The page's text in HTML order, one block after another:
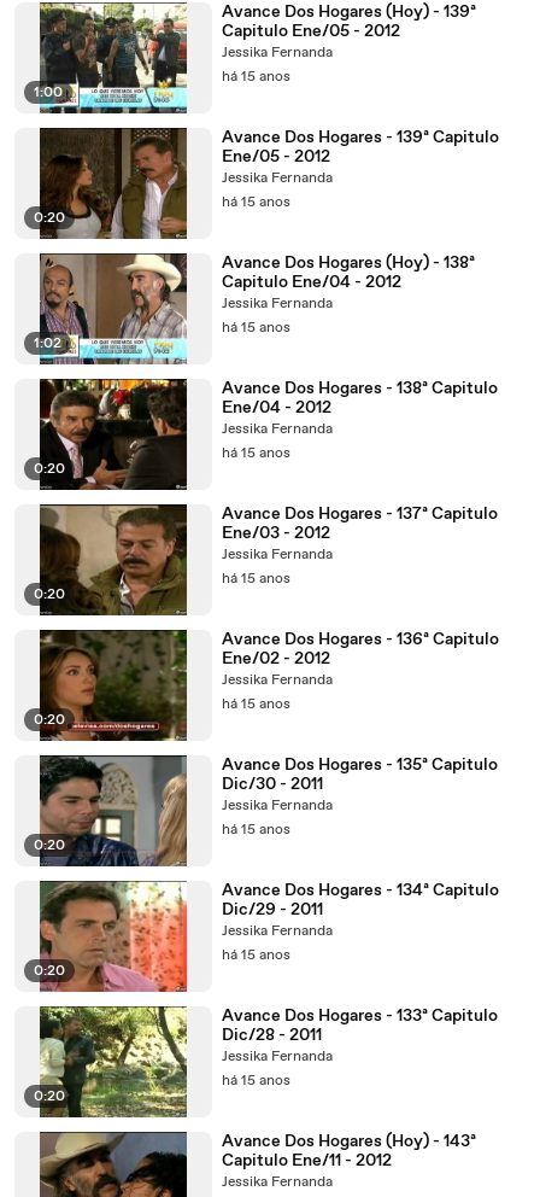
1:00
Avance Dos Hogares (Hoy) - 139ª
Capitulo Ene/05 - 2012
Jessika Fernanda
há 15 anos
0:20
Avance Dos Hogares - 139ª Capitulo
Ene/05 - 2012
Jessika Fernanda
há 15 anos
1:02
Avance Dos Hogares (Hoy) - 138ª
Capitulo Ene/04 - 2012
Jessika Fernanda
há 15 anos
0:20
Avance Dos Hogares - 138ª Capitulo
Ene/04 - 2012
Jessika Fernanda
há 15 anos
0:20
Avance Dos Hogares - 137ª Capitulo
Ene/03 - 2012
Jessika Fernanda
há 15 anos
0:20
Avance Dos Hogares - 136ª Capitulo
Ene/02 - 2012
Jessika Fernanda
há 15 anos
0:20
Avance Dos Hogares - 135ª Capitulo
Dic/30 - 2011
Jessika Fernanda
há 15 anos
0:20
Avance Dos Hogares - 134ª Capitulo
Dic/29 - 2011
Jessika Fernanda
há 15 anos
0:20
Avance Dos Hogares - 133ª Capitulo
Dic/28 - 2011
Jessika Fernanda
há 15 anos
Avance Dos Hogares (Hoy) - 143ª
Capitulo Ene/11 - 2012
Jessika Fernanda